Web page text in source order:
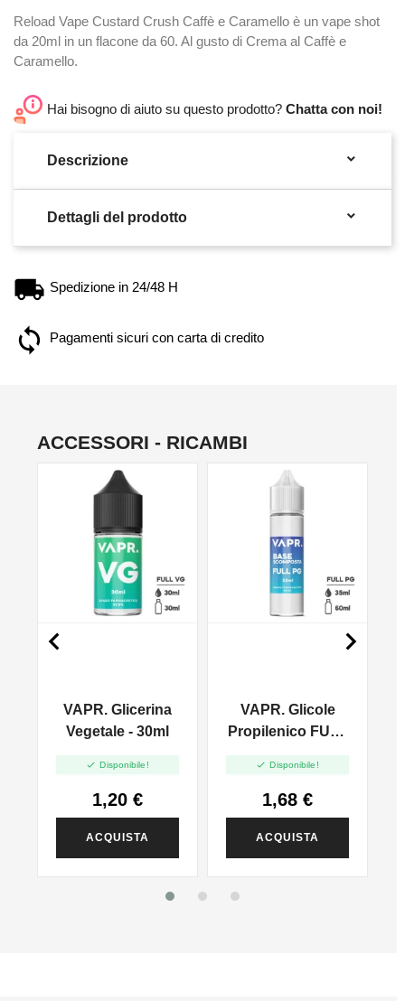
Reload Vape Custard Crush Caffè e Caramello è un vape shot
da 20ml in un flacone da 60. Al gusto di Crema al Caffè e
Caramello.
Hai bisogno di aiuto su questo prodotto? Chatta con noi!
Descrizione 
Dettagli del prodotto 
Spedizione in 24/48 H
Pagamenti sicuri con carta di credito
ACCESSORI - RICAMBI
VAPR. Glicerina
Vegetale - 30ml
 Disponibile!
1,20 €
ACQUISTA
VAPR. Glicole
Propilenico FULL
 Disponibile!
1,68 €
ACQUISTA
 